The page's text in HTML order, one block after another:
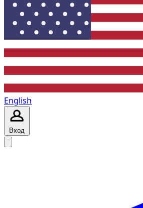
English
Вход